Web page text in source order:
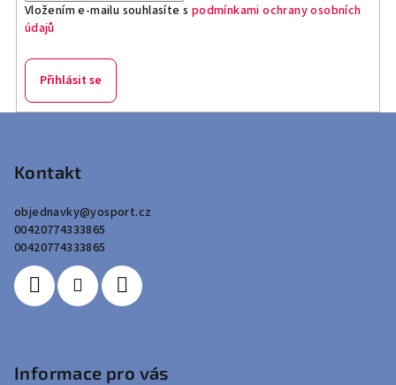
Vložením e-mailu souhlasíte s podmínkami ochrany osobních
údajů
Přihlásit se
Kontakt
objednavky@yosport.cz
00420774333865
00420774333865
Informace pro vás